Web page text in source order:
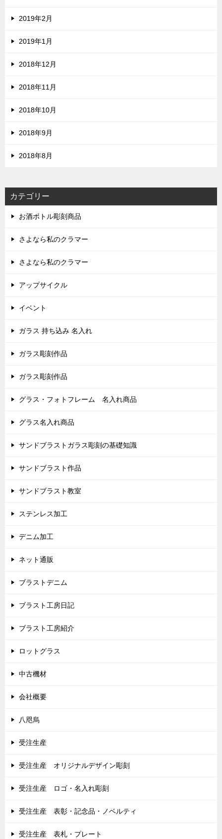
2019年2月
2019年1月
2018年12月
2018年11月
2018年10月
2018年9月
2018年8月
カテゴリー
お酒ボトル彫刻商品
さよなら私のクラマー
さよなら私のクラマー
アップサイクル
イベント
ガラス 持ち込み 名入れ
ガラス彫刻作品
ガラス彫刻作品
グラス・フォトフレーム 名入れ商品
グラス名入れ商品
サンドブラストガラス彫刻の基礎知識
サンドブラスト作品
サンドブラスト教室
ステンレス加工
デニム加工
ネット通販
ブラストデニム
ブラスト工房日記
ブラスト工房紹介
ロットグラス
中古機材
会社概要
八咫烏
受注生産
受注生産 オリジナルデザイン彫刻
受注生産 ロゴ・名入れ彫刻
受注生産 表彰・記念品・ノベルティ
受注生産 表札・プレート